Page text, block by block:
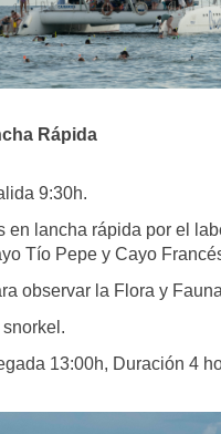
Rápida
9:30h.
en lancha rápida por el
Tío Pepe y Cayo
observar la Flora y
13:00h, Duración 4